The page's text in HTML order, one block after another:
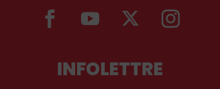
INFOLETTRE